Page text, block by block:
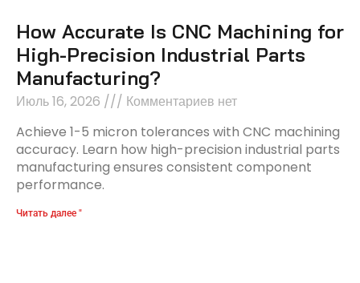
How Accurate Is CNC Machining for
High-Precision Industrial Parts
Manufacturing?
Июль 16, 2026
Комментариев нет
Achieve 1-5 micron tolerances with CNC machining
accuracy. Learn how high-precision industrial parts
manufacturing ensures consistent component
performance.
Читать далее "